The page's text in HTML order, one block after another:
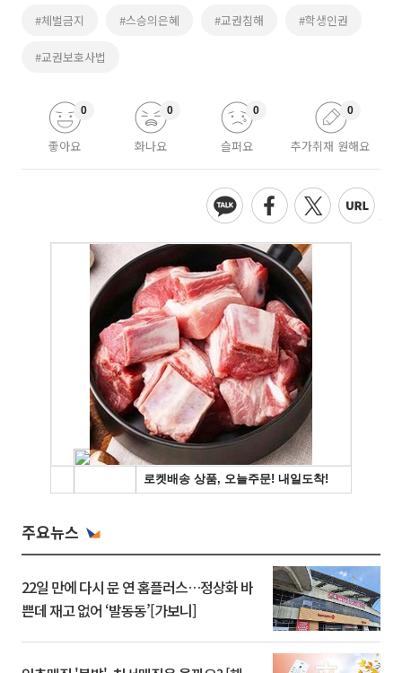
#체벌금지 #스승의은혜 #교권침해 #학생인권
#교권보호사법
좋아요
0
화나요
0
슬퍼요
0
추가취재 원해요
0
주요뉴스
22일 만에 다시 문 연 홈플러스…정상화 바
쁜데 재고 없어 ‘발동동’[가보니]